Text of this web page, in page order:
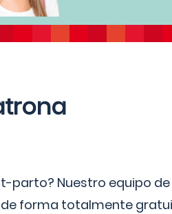
parto? Nuestro equipo
forma totalmente